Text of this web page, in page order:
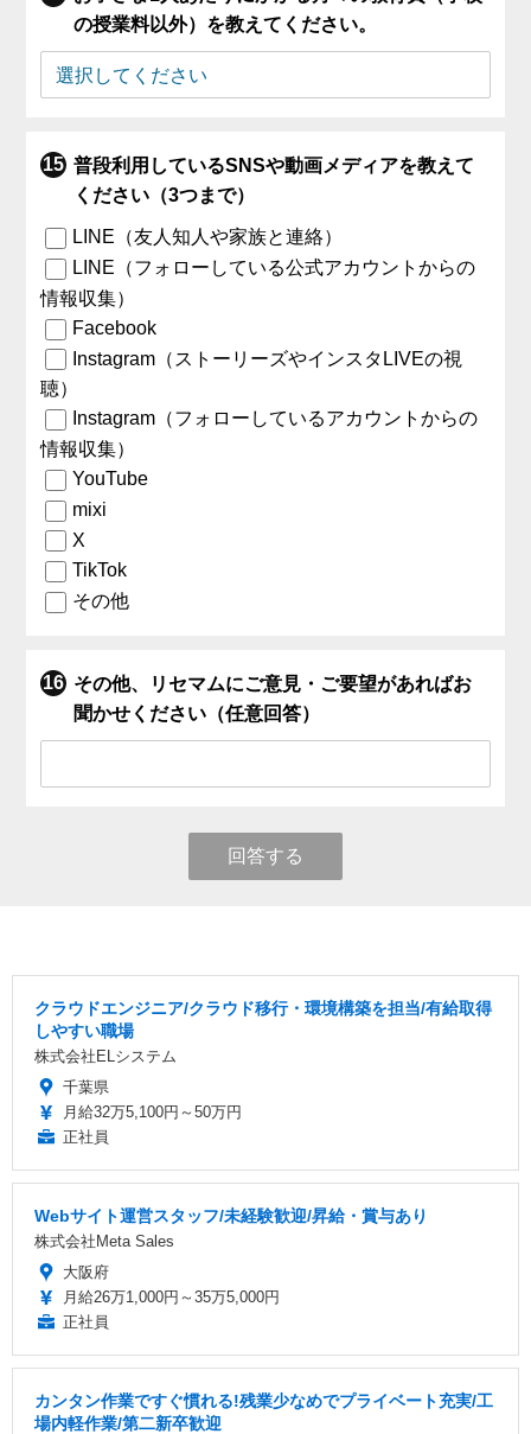
の授業料以外）を教えてください。
普段利用しているSNSや動画メディアを教えて
ください（3つまで）
LINE（友人知人や家族と連絡）
LINE（フォローしている公式アカウントからの
情報収集）
Facebook
Instagram（ストーリーズやインスタLIVEの視
聴）
Instagram（フォローしているアカウントからの
情報収集）
YouTube
mixi
X
TikTok
その他
その他、リセマムにご意見・ご要望があればお
聞かせください（任意回答）
回答する
クラウドエンジニア/クラウド移行・環境構築を担当/有給取得
しやすい職場
株式会社ELシステム
千葉県
月給32万5,100円～50万円
正社員
Webサイト運営スタッフ/未経験歓迎/昇給・賞与あり
株式会社Meta Sales
大阪府
月給26万1,000円～35万5,000円
正社員
カンタン作業ですぐ慣れる!残業少なめでプライベート充実/工
場内軽作業/第二新卒歓迎